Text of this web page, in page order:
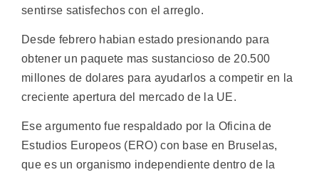
sentirse satisfechos con el arreglo.
Desde febrero habian estado presionando para
obtener un paquete mas sustancioso de 20.500
millones de dolares para ayudarlos a competir en la
creciente apertura del mercado de la UE.
Ese argumento fue respaldado por la Oficina de
Estudios Europeos (ERO) con base en Bruselas,
que es un organismo independiente dentro de la